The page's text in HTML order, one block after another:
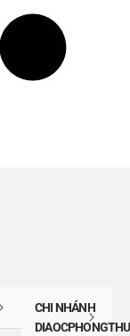
CHI NHÁNH